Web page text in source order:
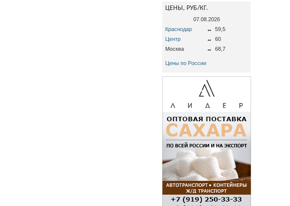
ЦЕНЫ, РУБ/КГ.
07.08.2026
Краснодар
↔
59,5
Центр
↔
60
Москва
↔ 68,7
Цены по России